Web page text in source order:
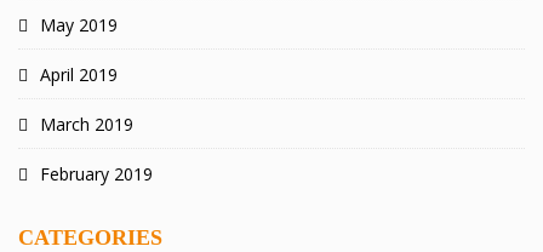
May 2019
April 2019
March 2019
February 2019
CATEGORIES